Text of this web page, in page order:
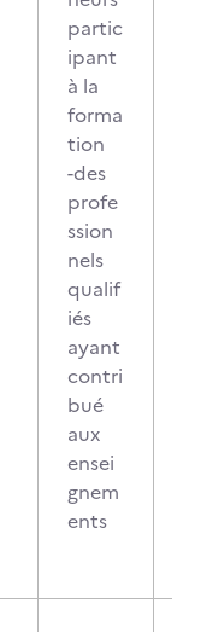
partic
ipant
à la
forma
tion
-des
profe
ssion
nels
qualif
iés
ayant
contri
bué
aux
ensei
gnem
ents